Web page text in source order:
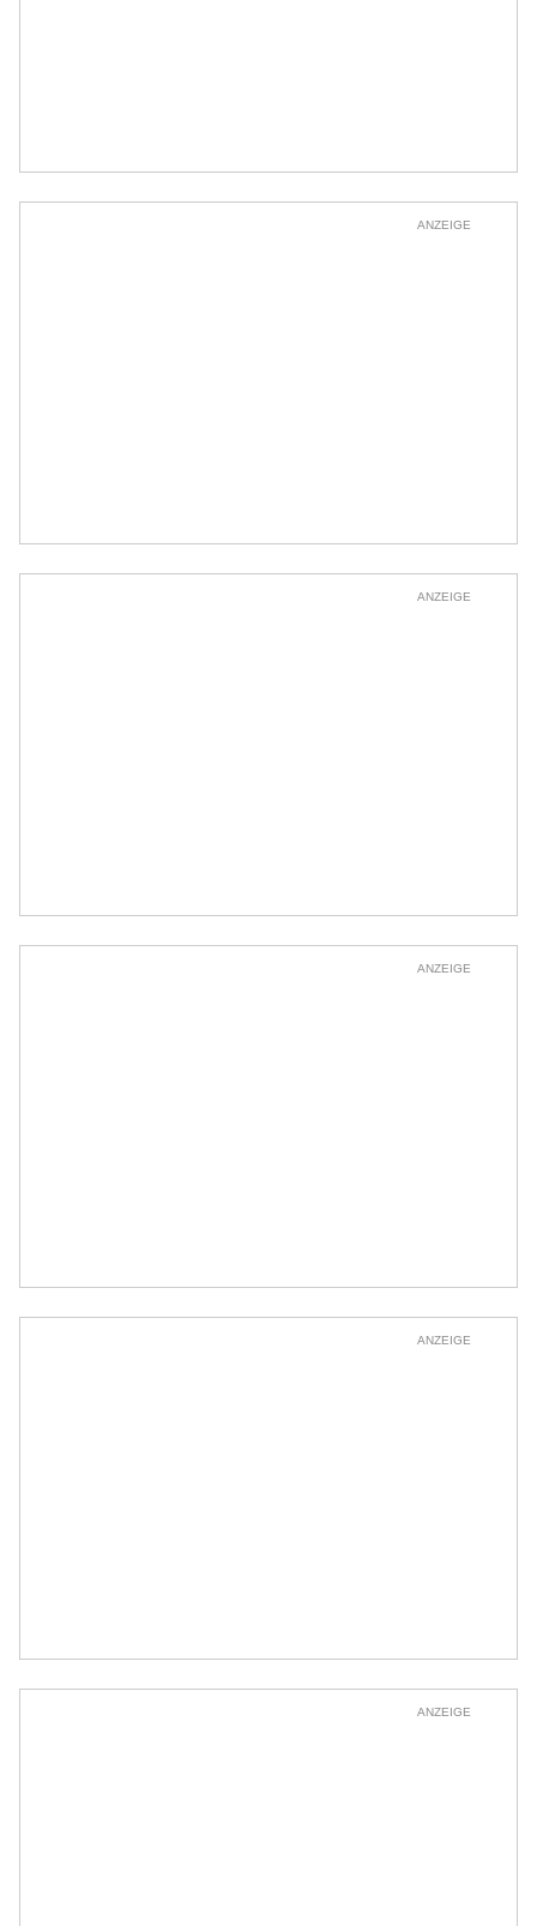
ANZEIGE
ANZEIGE
ANZEIGE
ANZEIGE
ANZEIGE